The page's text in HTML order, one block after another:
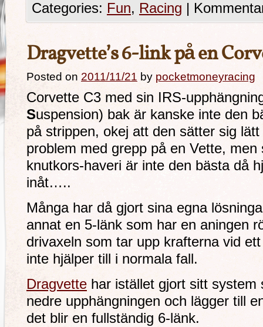
Categories: Fun, Racing |
Dragvette’s 6-link på en
Posted on 2011/11/21 by pocketmoneyracing
Corvette C3 med sin IRS-
Suspension) bak är kanske inte den
på strippen, okej att den sätter sig
problem med grepp på en Vette,
knutkors-haveri är inte den bästa då
inåt…..
Många har då gjort sina egna
annat en 5-länk som har en aningen
drivaxeln som tar upp krafterna vid
inte hjälper till i normala fall.
Dragvette har istället gjort sitt system
nedre upphängningen och lägger till
det blir en fullständig 6-länk.